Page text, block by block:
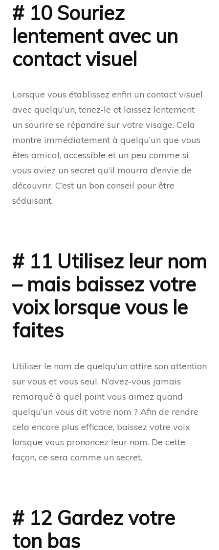
# 10 Souriez
lentement avec un
contact visuel
Lorsque vous établissez enfin un contact visuel
avec quelqu’un, tenez-le et laissez lentement
un sourire se répandre sur votre visage. Cela
montre immédiatement à quelqu’un que vous
êtes amical, accessible et un peu comme si
vous aviez un secret qu’il mourra d’envie de
découvrir. C’est un bon conseil pour être
séduisant.
# 11 Utilisez leur nom
– mais baissez votre
voix lorsque vous le
faites
Utiliser le nom de quelqu’un attire son attention
sur vous et vous seul. N’avez-vous jamais
remarqué à quel point vous aimez quand
quelqu’un vous dit votre nom ? Afin de rendre
cela encore plus efficace, baissez votre voix
lorsque vous prononcez leur nom. De cette
façon, ce sera comme un secret.
# 12 Gardez votre
ton bas